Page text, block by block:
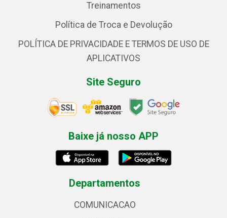
Treinamentos
Política de Troca e Devolução
POLÍTICA DE PRIVACIDADE E TERMOS DE USO DE
APLICATIVOS
Site Seguro
Baixe já nosso APP
Departamentos
COMUNICACAO